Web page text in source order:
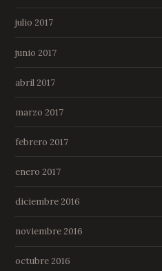
julio 2017
junio 2017
abril 2017
marzo 2017
febrero 2017
enero 2017
diciembre 2016
noviembre 2016
octubre 2016